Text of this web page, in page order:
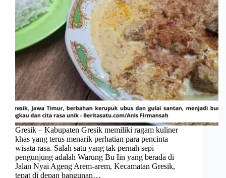
Gresik – Kabupaten Gresik memiliki ragam kuliner
khas yang terus menarik perhatian para pencinta
wisata rasa. Salah satu yang tak pernah sepi
pengunjung adalah Warung Bu Iin yang berada di
Jalan Nyai Ageng Arem-arem, Kecamatan Gresik,
tepat di depan bangunan…